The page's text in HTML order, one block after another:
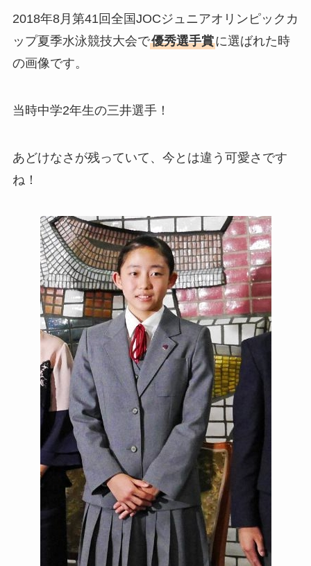
2018年8月第41回全国JOCジュニアオリンピックカ
ップ夏季水泳競技大会で優秀選手賞に選ばれた時
の画像です。
当時中学2年生の三井選手！
あどけなさが残っていて、今とは違う可愛さです
ね！